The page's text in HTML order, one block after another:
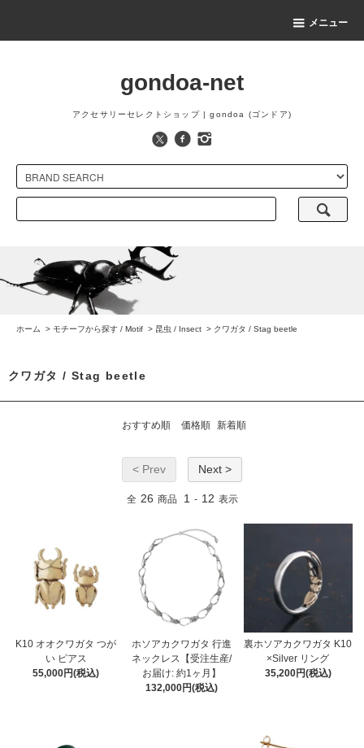
メニュー
gondoa-net
アクセサリーセレクトショップ | gondoa (ゴンドア)
ホーム > モチーフから探す / Motif > 昆虫 / Insect > クワガタ / Stag beetle
クワガタ / Stag beetle
おすすめ順 価格順 新着順
< Prev Next >
全 26 商品 1 - 12 表示
K10 オオクワガタ つが
い ピアス
55,000円(税込)
ホソアカクワガタ 行進
ネックレス【受注生産/
お届け: 約1ヶ月】
132,000円(税込)
裏ホソアカクワガタ K10
×Silver リング
35,200円(税込)